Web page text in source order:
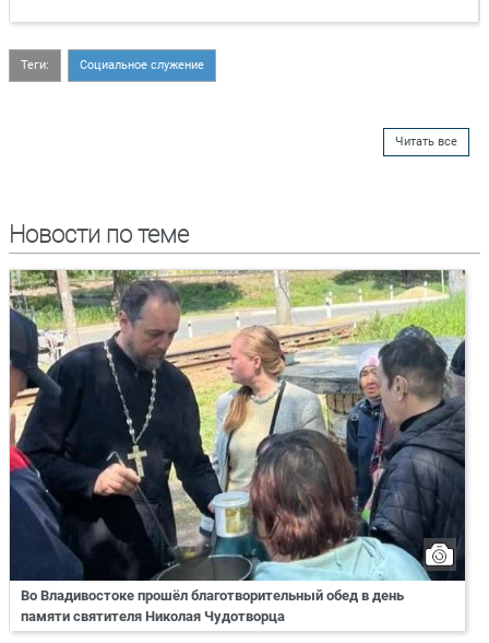
Теги: Социальное служение
Читать все
Новости по теме
Во Владивостоке прошёл благотворительный обед в день
памяти святителя Николая Чудотворца